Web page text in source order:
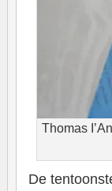
Thomas
De